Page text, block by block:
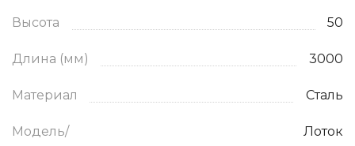
Высота 50
Длина (мм) 3000
Материал Сталь
Модель/
Лоток